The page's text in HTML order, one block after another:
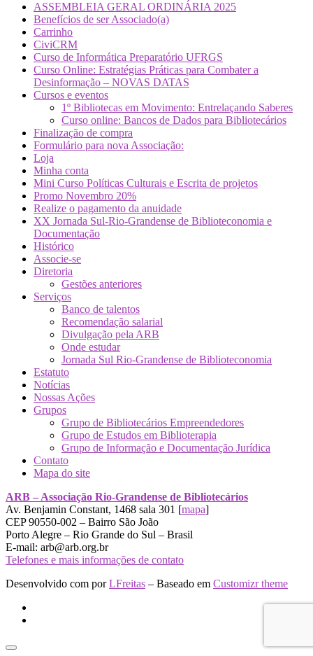
ASSEMBLEIA GERAL ORDINÁRIA 2025
Benefícios de ser Associado(a)
Carrinho
CiviCRM
Curso de Informática Preparatório UFRGS
Curso Online: Estratégias Práticas para Combater a
Desinformação – NOVAS DATAS
Cursos e eventos
1º Bibliotecas em Movimento: Entrelaçando Saberes
Curso online: Bancos de Dados para Bibliotecários
Finalização de compra
Formulário para nova Associação:
Loja
Minha conta
Mini Curso Políticas Culturais e Escrita de projetos
Promo Novembro 20%
Realize o pagamento da anuidade
XX Jornada Sul-Rio-Grandense de Biblioteconomia e
Documentação
Histórico
Associe-se
Diretoria
Gestões anteriores
Serviços
Banco de talentos
Recomendação salarial
Divulgação pela ARB
Onde estudar
Jornada Sul Rio-Grandense de Biblioteconomia
Estatuto
Notícias
Nossas Ações
Grupos
Grupo de Bibliotecários Empreendedores
Grupo de Estudos em Biblioterapia
Grupo de Informação e Documentação Jurídica
Contato
Mapa do site
ARB – Associação Rio-Grandense de Bibliotecários
Av. Benjamin Constant, 1468 sala 301 [mapa]
CEP 90550-002 – Bairro São João
Porto Alegre – Rio Grande do Sul – Brasil
E-mail: arb@arb.org.br
Telefones e mais informações de contato
Desenvolvido com porLFreitas – Baseado em Customizr theme